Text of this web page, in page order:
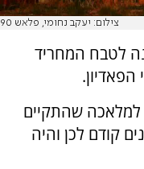
צילום: יעקב נחומי, פלאש 90
חב"ד מציינים היום 65 שנה לטבח המחריד
למלאכה שהתקיים
קודם לכן והיה